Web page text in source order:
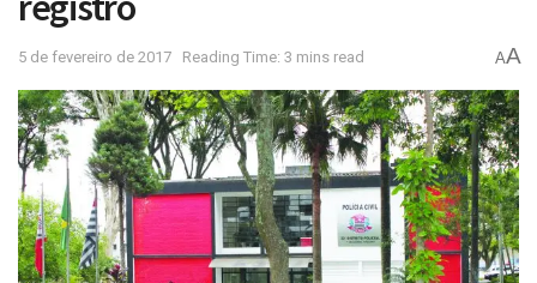
5 de fevereiro de 2017 Reading Time: 3 mins read AA